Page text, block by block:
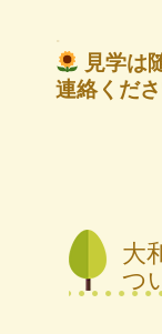
.
見学は
連絡くだ
大
つ